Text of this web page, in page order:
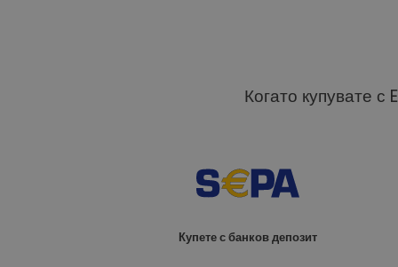
Когато купувате
Купете с банков депозит